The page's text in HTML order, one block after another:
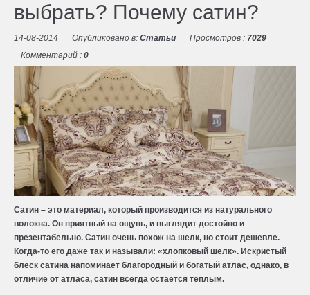
выбрать? Почему сатин?
14-08-2014 Опубликовано в: Статьи Просмотров : 7029
Комментарий : 0
Сатин – это материал, который производится из натурального
волокна. Он приятный на ощупь, и выглядит достойно и
презентабельно. Сатин очень похож на шелк, но стоит дешевле.
Когда-то его даже так и называли: «хлопковый шелк». Искристый
блеск сатина напоминает благородный и богатый атлас, однако, в
отличие от атласа, сатин всегда остается теплым.